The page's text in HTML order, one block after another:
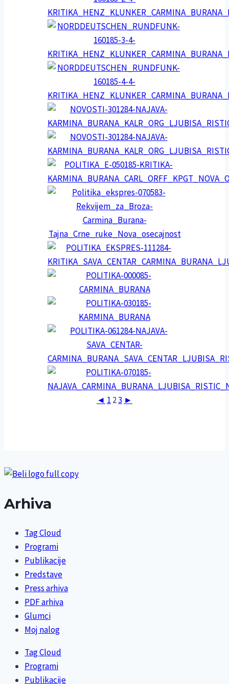
◄ 1 23 ►
Arhiva
Tag Cloud
Programi
Publikacije
Predstave
Press arhiva
PDF arhiva
Glumci
Moj nalog
Tag Cloud
Programi
Publikacije